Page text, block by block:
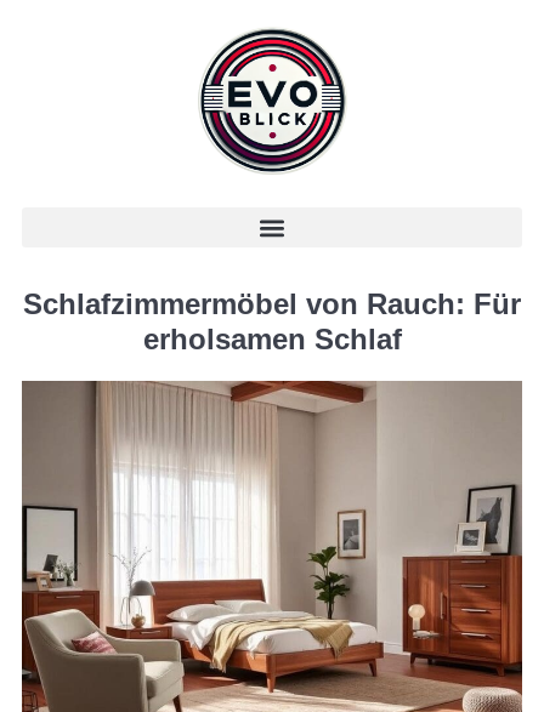
Schlafzimmermöbel von Rauch: Für
erholsamen Schlaf